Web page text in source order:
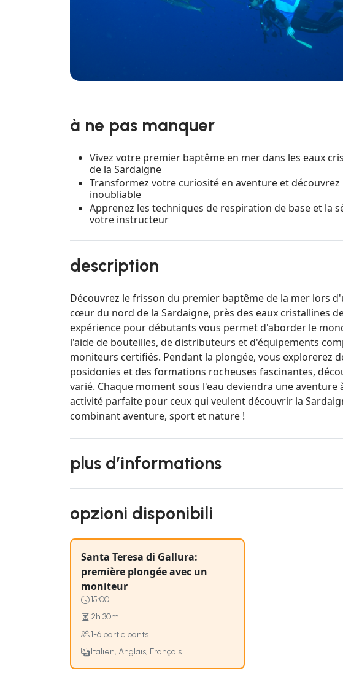
à ne pas manquer
Vivez votre premier baptême en mer dans les eaux
de la Sardaigne
Transformez votre curiosité en aventure et
inoubliable
Apprenez les techniques de respiration de base et la
votre instructeur
description
Découvrez le frisson du premier baptême de la mer lors
cœur du nord de la Sardaigne, près des eaux cristallines
expérience pour débutants vous permet d'aborder le
l'aide de bouteilles, de distributeurs et d'équipements
moniteurs certifiés. Pendant la plongée, vous explorerez
posidonies et des formations rocheuses fascinantes,
varié. Chaque moment sous l'eau deviendra une
activité parfaite pour ceux qui veulent découvrir la
combinant aventure, sport et nature !
plus d’informations
opzioni disponibili
Santa Teresa di Gallura:
première plongée avec un
moniteur
15:00
2h 30m
1-6 participants
Italien, Anglais, Français